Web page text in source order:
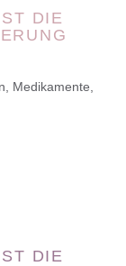
DIE
Medikamente,
DIE